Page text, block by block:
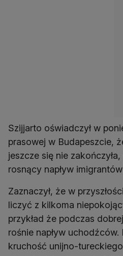
Szijjarto oświadczył w
prasowej w Budapeszcie,
jeszcze się nie
rosnący napływ
Zaznaczył, że w
liczyć z kilkoma
przykład że podczas
rośnie napływ
kruchość unijno-